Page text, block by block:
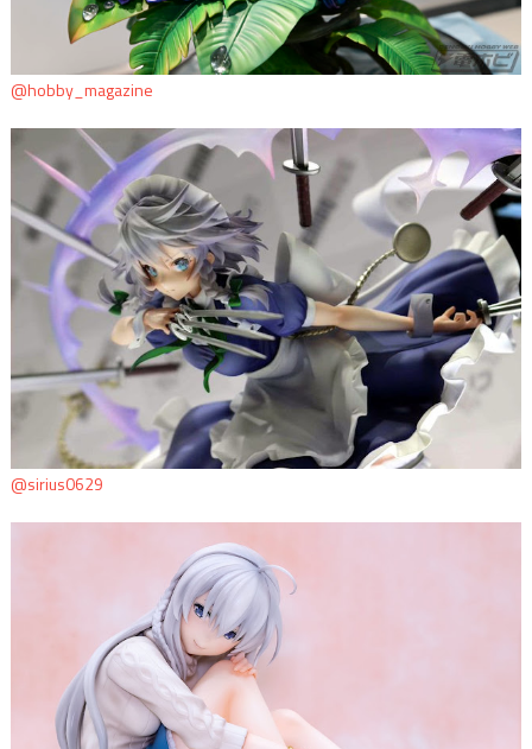
@hobby_magazine
@sirius0629